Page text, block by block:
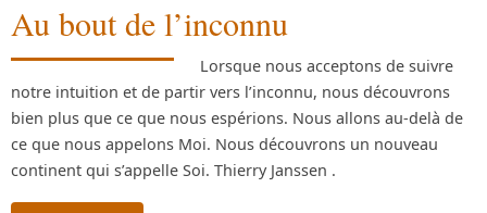
Au bout de l’inconnu
Lorsque nous acceptons de suivre
notre intuition et de partir vers l’inconnu, nous découvrons
bien plus que ce que nous espérions. Nous allons au-delà de
ce que nous appelons Moi. Nous découvrons un nouveau
continent qui s’appelle Soi. Thierry Janssen .